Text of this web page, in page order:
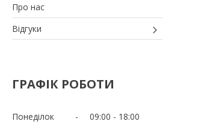
Про нас
Відгуки
ГРАФІК РОБОТИ
Понеділок 09:00
18:00